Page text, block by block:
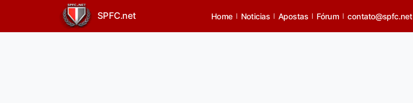
SPFC.net Home Noticias Apostas Fórum contato@spfc.net